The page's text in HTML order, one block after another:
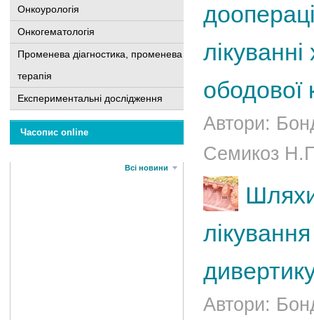
Онкоурологія
Онкогематологія
Променева діагностика, променева
терапія
Експериментальні дослідження
Часопис online
Всі новини
ободової
Автори:
Семикоз
Автори: